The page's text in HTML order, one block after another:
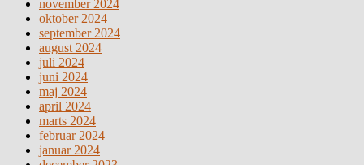
november 2024
oktober 2024
september 2024
august 2024
juli 2024
juni 2024
maj 2024
april 2024
marts 2024
februar 2024
januar 2024